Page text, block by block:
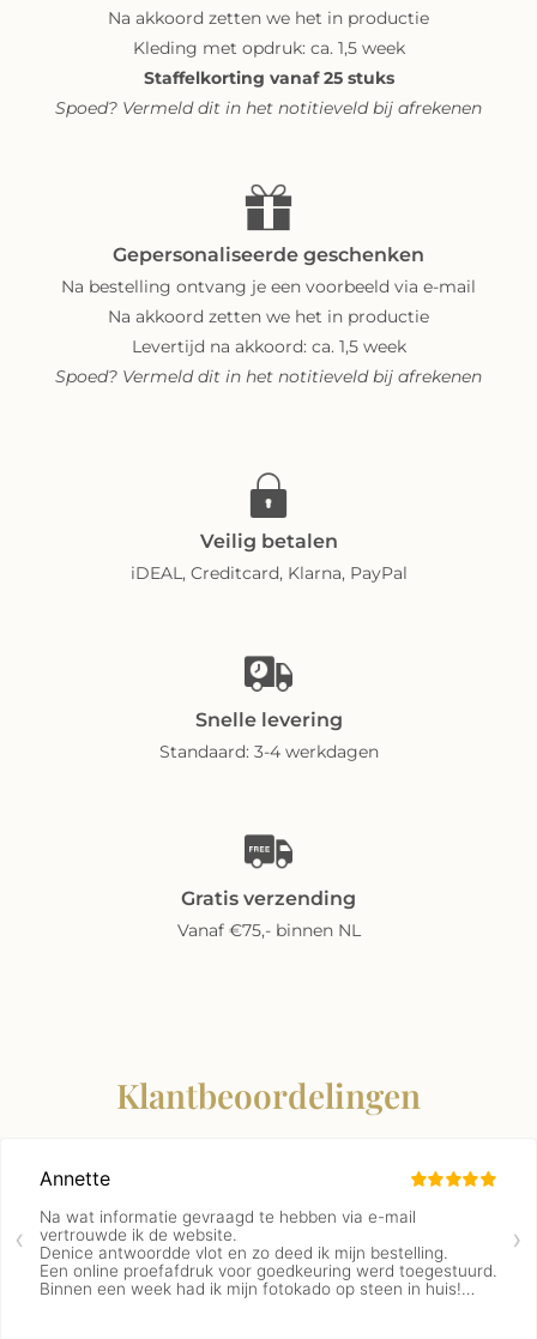
Na akkoord zetten we het in productie
Kleding met opdruk: ca. 1,5 week
Staffelkorting vanaf 25 stuks
Spoed? Vermeld dit in het notitieveld bij afrekenen
Gepersonaliseerde geschenken
Na bestelling ontvang je een voorbeeld via e-mail
Na akkoord zetten we het in productie
Levertijd na akkoord: ca. 1,5 week
Spoed? Vermeld dit in het notitieveld bij afrekenen
Veilig betalen
iDEAL, Creditcard, Klarna, PayPal
Snelle levering
Standaard: 3-4 werkdagen
Gratis verzending
Vanaf €75,- binnen NL
Klantbeoordelingen